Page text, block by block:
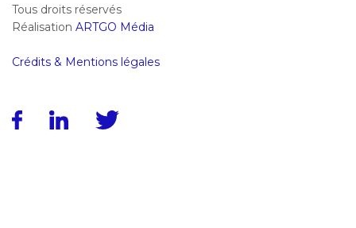
Tous droits réservés
Réalisation ARTGO Média
Crédits & Mentions légales